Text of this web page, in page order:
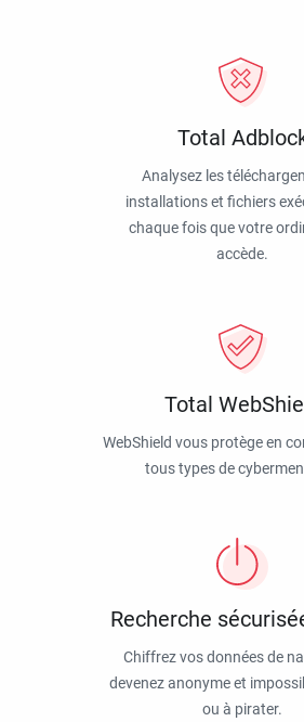
Total
Analysez les
installations et fichiers
chaque fois que votre
accède.
Total
WebShield vous protège en
tous types de
Recherche
Chiffrez vos données de
devenez anonyme et
ou à pirater.